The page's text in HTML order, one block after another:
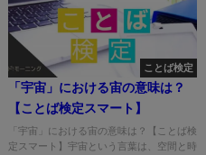
ことば検定
「宇宙」における宙の意味は？
【ことば検定スマート】
「宇宙」における宙の意味は？【ことば検
定スマート】宇宙という言葉は、空間と時